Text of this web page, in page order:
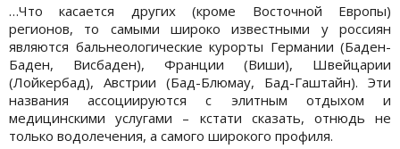
…Что касается других (кроме Восточной Европы)
регионов, то самыми широко известными у россиян
являются бальнеологические курорты Германии (Баден-
Баден, Висбаден), Франции (Виши), Швейцарии
(Лойкербад), Австрии (Бад-Блюмау, Бад-Гаштайн). Эти
названия ассоциируются с элитным отдыхом и
медицинскими услугами – кстати сказать, отнюдь не
только водолечения, а самого широкого профиля.